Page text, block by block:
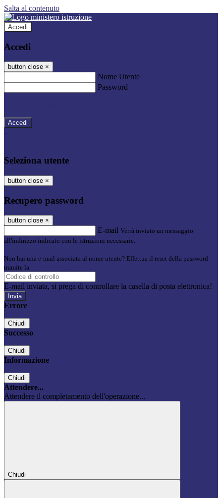
Salta al contenuto
Accedi
Accedi
button close ×
Nome Utente
Password
-
Seleziona utente
button close ×
Recupero password
button close ×
E-mail Verrà inviato un messaggio
all'indirizzo indicato con le istruzioni necessarie.
Non hai una e-mail associata al nome utente? Effettua il reset della password
tramite la
E-mail inviata, si prega di controllare la casella di posta elettronica!
Errore
Chiudi
Successo
Chiudi
Informazione
Chiudi
Attendere...
Attendere il completamento dell'operazione...
Chiudi